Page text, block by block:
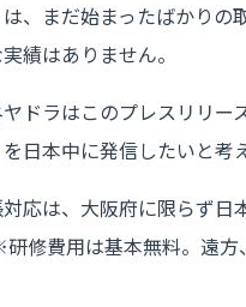
、まだ始まったばかりの
績はありません。
ドラはこのプレスリリー
日本中に発信したいと考
応は、大阪府に限らず日
修費用は基本無料。遠方